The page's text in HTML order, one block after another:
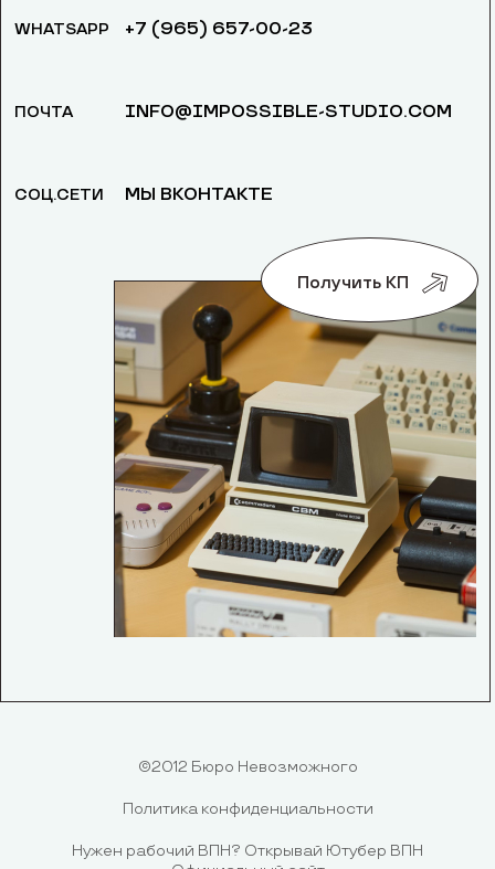
WHATSAPP
ПОЧТА
СОЦ.СЕТИ
+7 (965) 657-00-23
INFO@IMPOSSIBLE-STUDIO.COM
МЫ ВКОНТАКТЕ
Получить КП
©2012 Бюро Невозможного
Политика конфиденциальности
Нужен рабочий ВПН? Открывай Ютубер ВПН